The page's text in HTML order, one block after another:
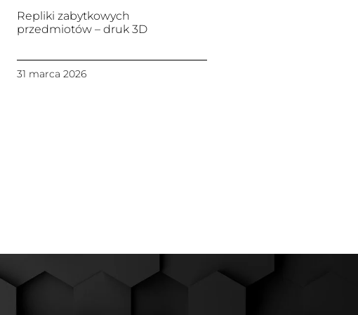
Repliki zabytkowych
przedmiotów – druk 3D
31 marca 2026